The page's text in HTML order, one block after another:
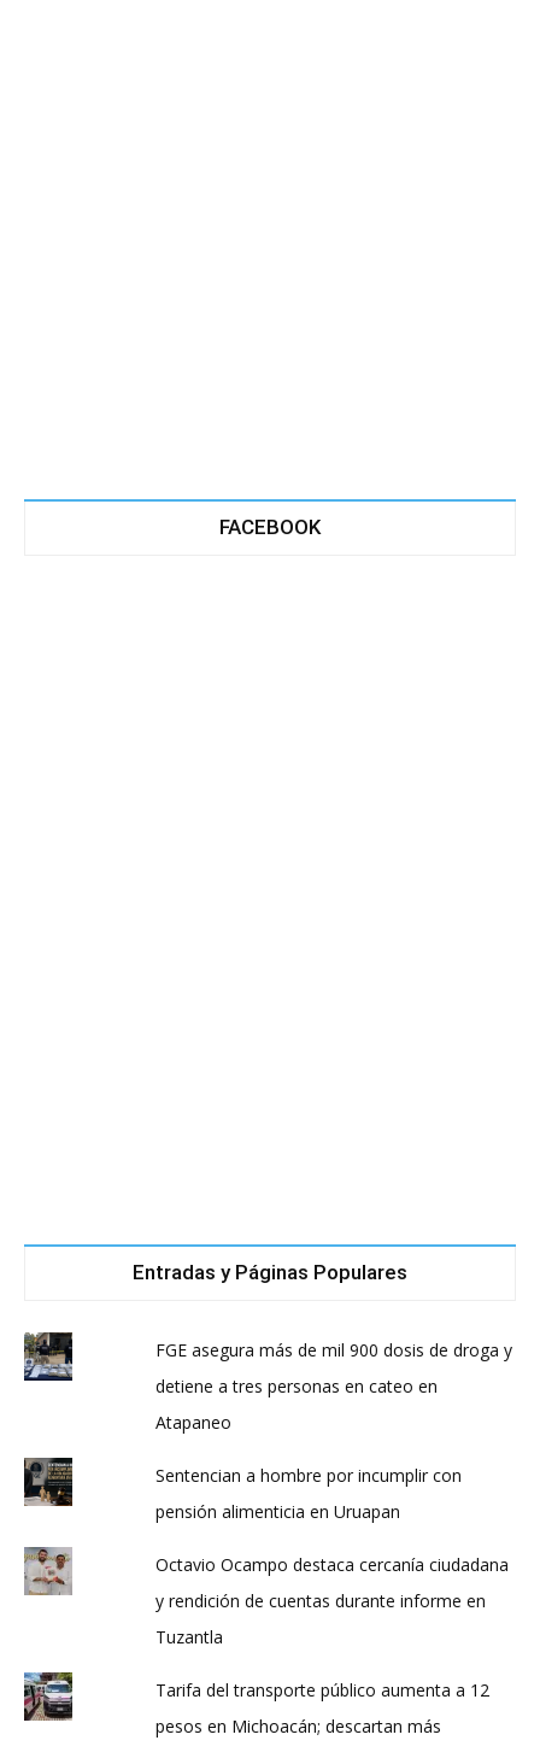
FACEBOOK
Entradas y Páginas Populares
FGE asegura más de mil 900 dosis de droga y
detiene a tres personas en cateo en
Atapaneo
Sentencian a hombre por incumplir con
pensión alimenticia en Uruapan
Octavio Ocampo destaca cercanía ciudadana
y rendición de cuentas durante informe en
Tuzantla
Tarifa del transporte público aumenta a 12
pesos en Michoacán; descartan más